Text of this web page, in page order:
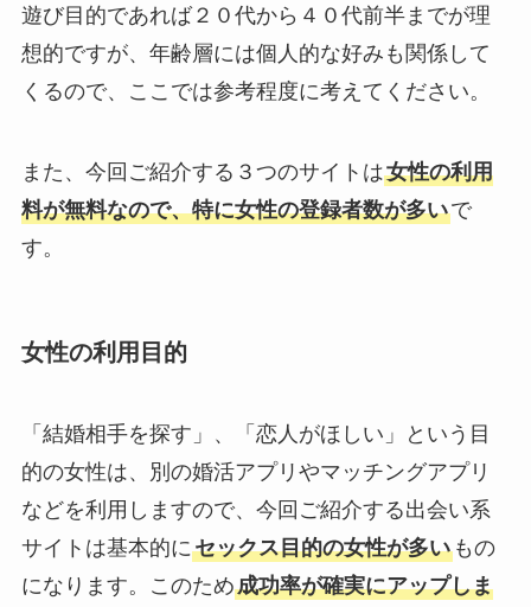
遊び目的であれば２０代から４０代前半までが理
想的ですが、年齢層には個人的な好みも関係して
くるので、ここでは参考程度に考えてください。
また、今回ご紹介する３つのサイトは女性の利用
料が無料なので、特に女性の登録者数が多いで
す。
女性の利用目的
「結婚相手を探す」、「恋人がほしい」という目
的の女性は、別の婚活アプリやマッチングアプリ
などを利用しますので、今回ご紹介する出会い系
サイトは基本的にセックス目的の女性が多いもの
になります。このため成功率が確実にアップしま